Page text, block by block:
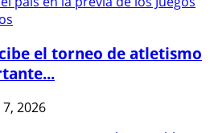
el torneo de atletismo
2026